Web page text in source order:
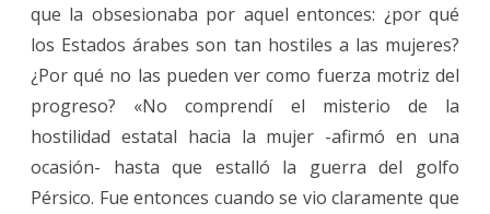
que la obsesionaba por aquel entonces: ¿por qué
los Estados árabes son tan hostiles a las mujeres?
¿Por qué no las pueden ver como fuerza motriz del
progreso? «No comprendí el misterio de la
hostilidad estatal hacia la mujer -afirmó en una
ocasión- hasta que estalló la guerra del golfo
Pérsico. Fue entonces cuando se vio claramente que